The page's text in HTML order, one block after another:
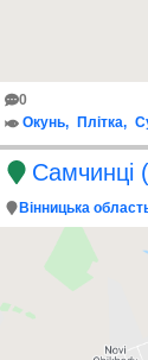
0
Окунь
Плітка
Самчинці
Вінницька